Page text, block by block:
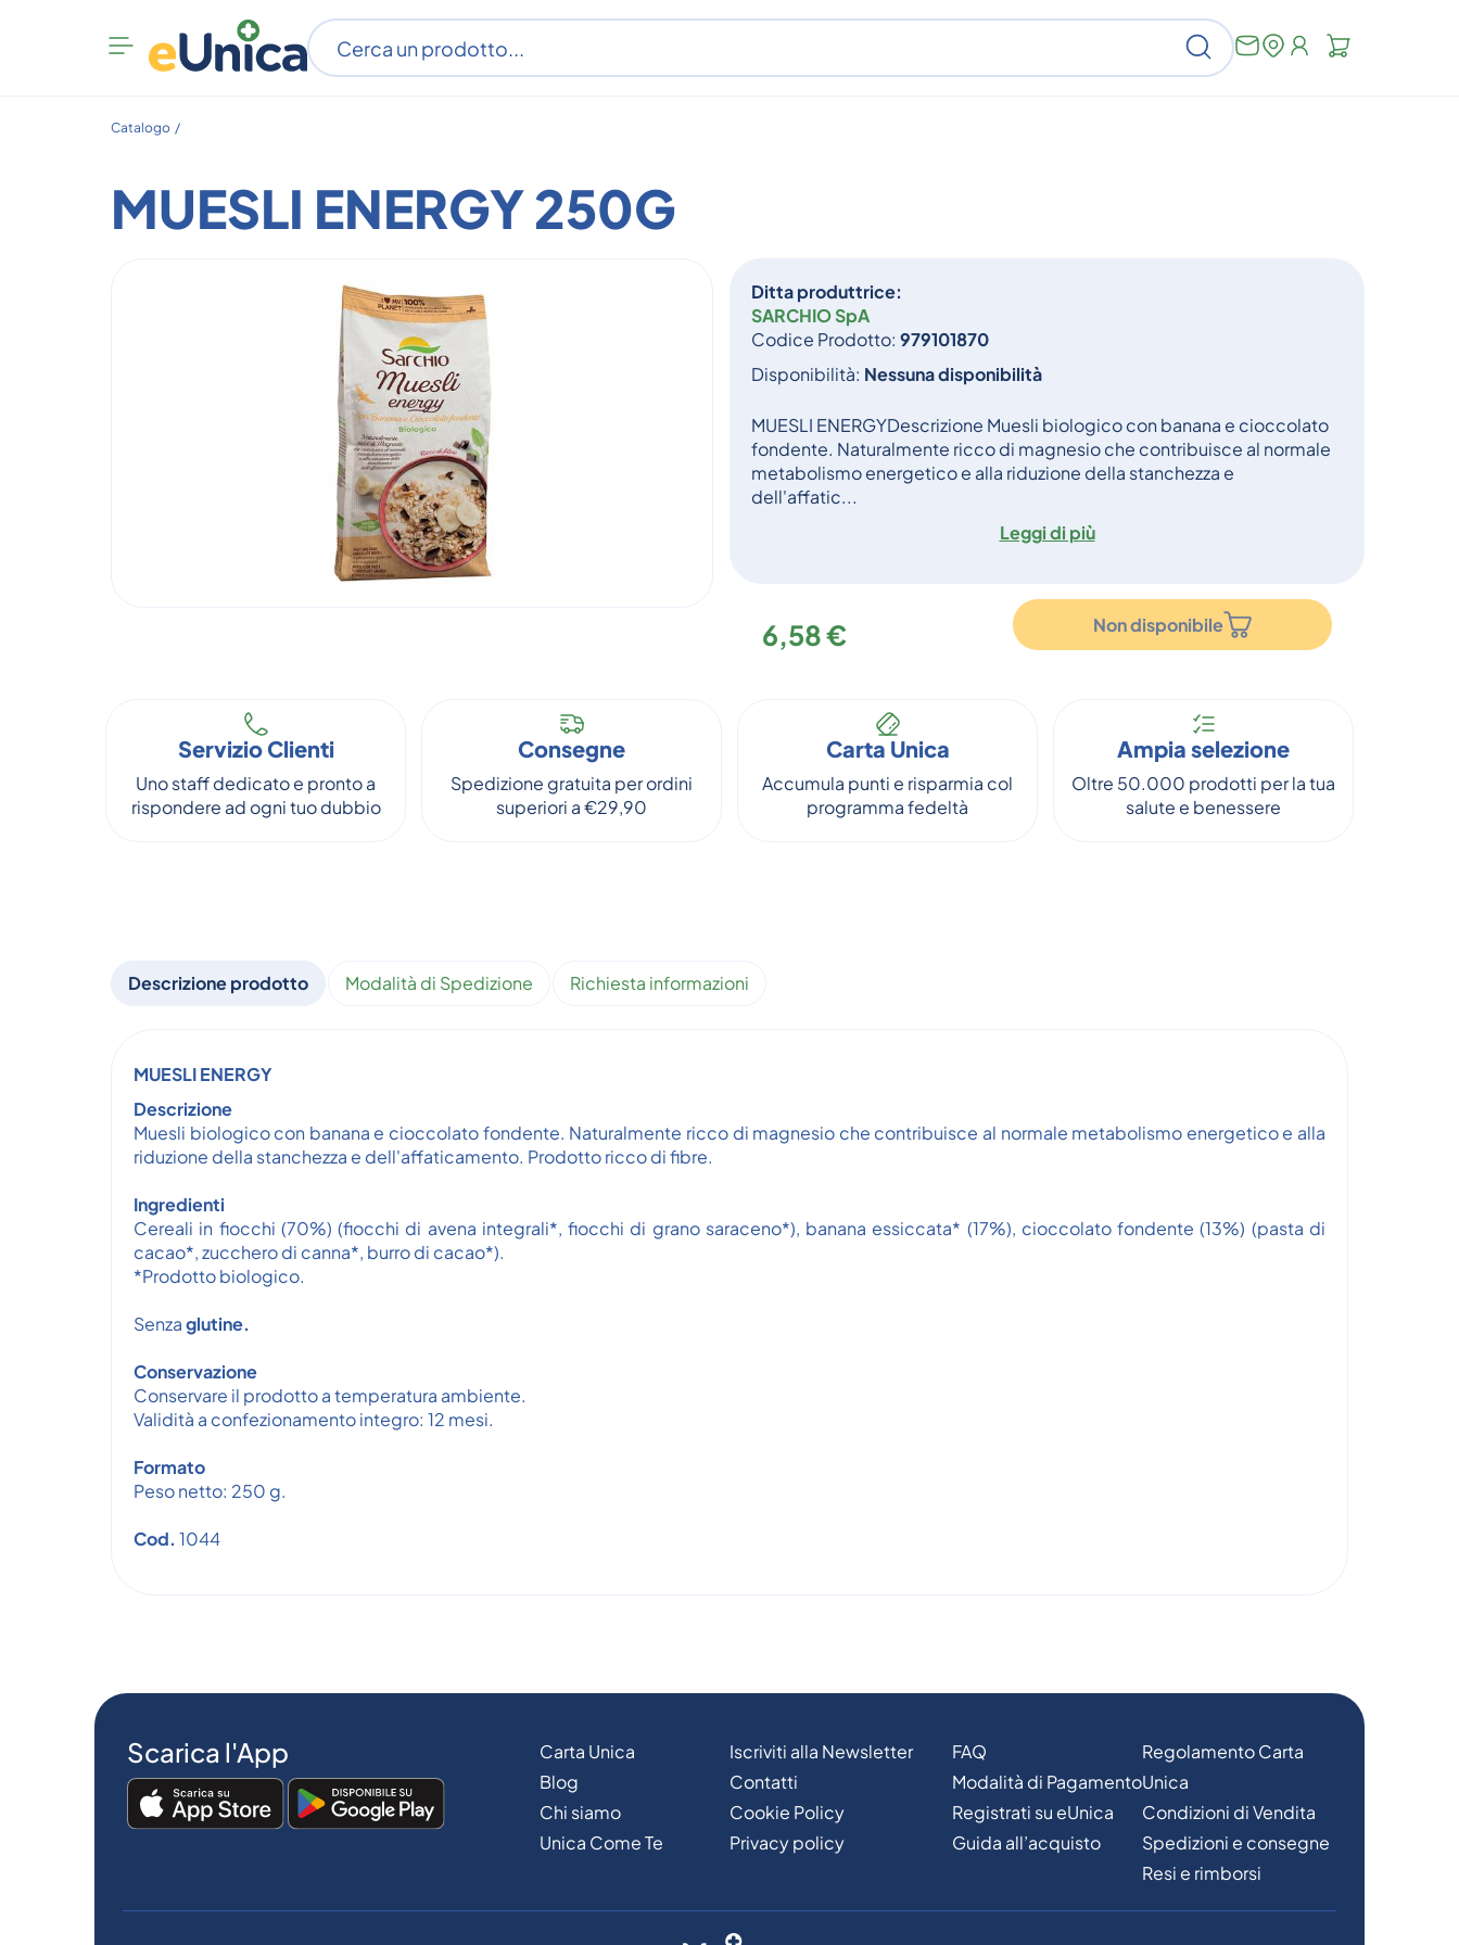
Apri
menu
Cerca
Catalogo /
MUESLI ENERGY 250G
Ditta produttrice:
SARCHIO SpA
Codice Prodotto: 979101870
Disponibilità: Nessuna disponibilità
MUESLI ENERGYDescrizione Muesli biologico con banana e cioccolato
fondente. Naturalmente ricco di magnesio che contribuisce al normale
metabolismo energetico e alla riduzione della stanchezza e
dell'affatic...
Leggi di più
6,58 € Non disponibile
Servizio Clienti
Uno staff dedicato e pronto a
rispondere ad ogni tuo dubbio
Consegne
Spedizione gratuita per ordini
superiori a €29,90
Carta Unica
Accumula punti e risparmia col
programma fedeltà
Ampia selezione
Oltre 50.000 prodotti per la tua
salute e benessere
Descrizione prodotto Modalità di Spedizione Richiesta informazioni
MUESLI ENERGY
Descrizione
Muesli biologico con banana e cioccolato fondente. Naturalmente ricco di magnesio che contribuisce al normale metabolismo energetico e alla
riduzione della stanchezza e dell'affaticamento. Prodotto ricco di fibre.
Ingredienti
Cereali in fiocchi (70%) (fiocchi di avena integrali*, fiocchi di grano saraceno*), banana essiccata* (17%), cioccolato fondente (13%) (pasta di
cacao*, zucchero di canna*, burro di cacao*).
*Prodotto biologico.
Senzaglutine.
Conservazione
Conservare il prodotto a temperatura ambiente.
Validità a confezionamento integro: 12 mesi.
Formato
Peso netto: 250 g.
Cod. 1044
Scarica l'App
Carta Unica
Blog
Chi siamo
Unica Come Te
Iscriviti alla Newsletter
Contatti
Cookie Policy
Privacy policy
FAQ
Modalità di Pagamento
Registrati su eUnica
Guida all’acquisto
Regolamento Carta
Unica
Condizioni di Vendita
Spedizioni e consegne
Resi e rimborsi